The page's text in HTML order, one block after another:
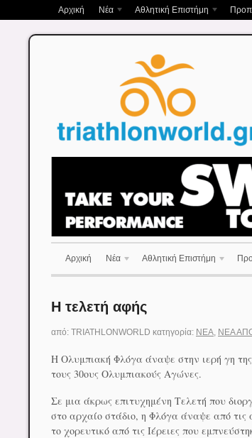
Αρχική Νέα Αθλητική Επιστήμη
Αρχική Νέα Αθλητική Επιστήμη
Η τελετή αφής
από: TRIATHLONWORLD κατηγορία: ΝΈΑ, ΝΈΑ
Η Ολυμπιακή Φλόγα άναψε στην ιερή γη της
τους 30ους Ολυμπιακούς Αγώνες.
Σε μια άκρως επιτυχημένη Τελετή που
στο αρχαίο στάδιο, η Φλόγα άναψε από τις
το χορευτικό από τις Ιέρειες που